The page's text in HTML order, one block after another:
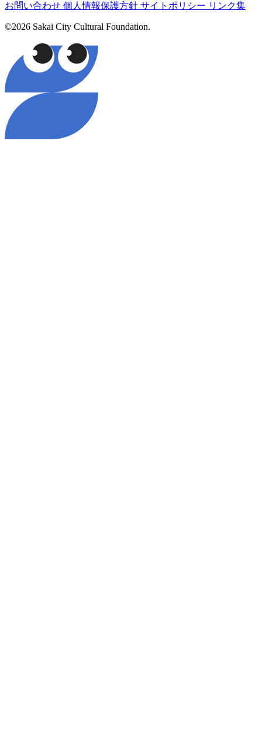
お問い合わせ 個人情報保護方針 サイトポリシー リンク集
©2026 Sakai City Cultural Foundation.